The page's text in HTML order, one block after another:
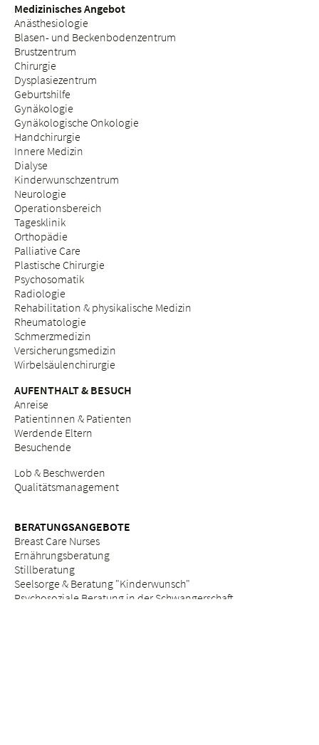
Medizinisches Angebot
Anästhesiologie
Blasen- und Beckenbodenzentrum
Brustzentrum
Chirurgie
Dysplasiezentrum
Geburtshilfe
Gynäkologie
Gynäkologische Onkologie
Handchirurgie
Innere Medizin
Dialyse
Kinderwunschzentrum
Neurologie
Operationsbereich
Tagesklinik
Orthopädie
Palliative Care
Plastische Chirurgie
Psychosomatik
Radiologie
Rehabilitation & physikalische Medizin
Rheumatologie
Schmerzmedizin
Versicherungsmedizin
Wirbelsäulenchirurgie
AUFENTHALT & BESUCH
Anreise
Patientinnen & Patienten
Werdende Eltern
Besuchende
Lob & Beschwerden
Qualitätsmanagement
BERATUNGSANGEBOTE
Breast Care Nurses
Ernährungsberatung
Stillberatung
Seelsorge & Beratung "Kinderwunsch"
Psychosoziale Beratung in der Schwangerschaft